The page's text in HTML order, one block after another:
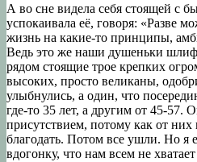
А во сне видела себя стоящей с
успокаивала её, говоря: «Разве
жизнь на какие-то принципы,
Ведь это же наши душеньки
рядом стоящие трое крепких
высоких, просто великаны,
улыбнулись, а один, что
где-то 35 лет, а другим от 45-
присутствием, потому как от
благодать. Потом все ушли. Но я
вдогонку, что нам всем не